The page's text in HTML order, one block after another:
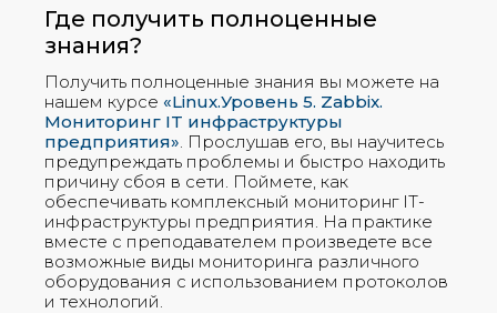
Где получить полноценные
знания?
Получить полноценные знания вы можете на
нашем курсе «Linux.Уровень 5. Zabbix.
Мониторинг IT инфраструктуры
предприятия». Прослушав его, вы научитесь
предупреждать проблемы и быстро находить
причину сбоя в сети. Поймете, как
обеспечивать комплексный мониторинг IT-
инфраструктуры предприятия. На практике
вместе с преподавателем произведете все
возможные виды мониторинга различного
оборудования с использованием протоколов
и технологий.